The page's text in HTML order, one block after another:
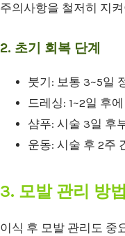
주의사항을 철저히 지
2. 초기 회복 단계
붓기: 보통 3~5일
드레싱: 1~2일 후
샴푸: 시술 3일 후
운동: 시술 후 2주
3. 모발 관리 방법
이식 후 모발 관리도 중